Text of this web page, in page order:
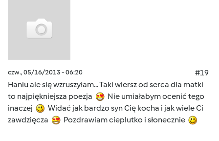
czw., 05/16/2013 - 06:20
#19
Haniu ale się wzruszyłam... Taki wiersz od serca dla matki
to najpiękniejsza poezja
Nie umiałabym ocenić tego
inaczej
Widać jak bardzo syn Cię kocha i jak wiele Ci
zawdzięcza
Pozdrawiam cieplutko i słonecznie